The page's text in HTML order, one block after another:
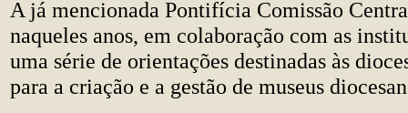
A já mencionada Pontifícia Comissão
naqueles anos, em colaboração com as
uma série de orientações destinadas às
para a criação e a gestão de museus